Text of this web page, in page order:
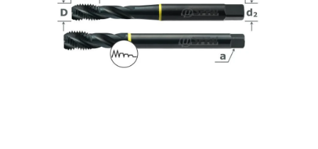
hviezdičiek.